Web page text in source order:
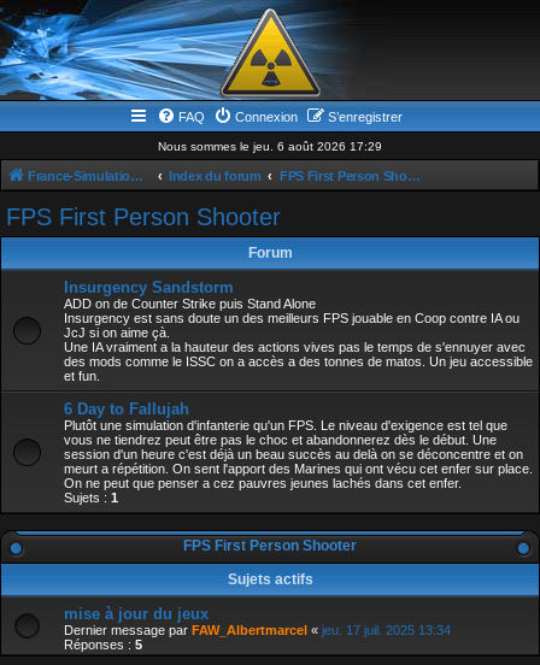
FAQ Connexion S’enregistrer
Nous sommes le jeu. 6 août 2026 17:29
France-Simulation / Simulation-france-magazine.com Index du forum FPS First Person Shooter
FPS First Person Shooter
Forum
Insurgency Sandstorm
ADD on de Counter Strike puis Stand Alone
Insurgency est sans doute un des meilleurs FPS jouable en Coop contre IA ou
JcJ si on aime çà.
Une IA vraiment a la hauteur des actions vives pas le temps de s'ennuyer avec
des mods comme le ISSC on a accès a des tonnes de matos. Un jeu accessible
et fun.
6 Day to Fallujah
Plutôt une simulation d'infanterie qu'un FPS. Le niveau d'exigence est tel que
vous ne tiendrez peut être pas le choc et abandonnerez dès le début. Une
session d'un heure c'est déjà un beau succès au delà on se déconcentre et on
meurt a répétition. On sent l'apport des Marines qui ont vécu cet enfer sur place.
On ne peut que penser a cez pauvres jeunes lachés dans cet enfer.
Sujets : 1
FPS First Person Shooter
Sujets actifs
mise à jour du jeux
Dernier message par FAW_Albertmarcel « jeu. 17 juil. 2025 13:34
Réponses : 5